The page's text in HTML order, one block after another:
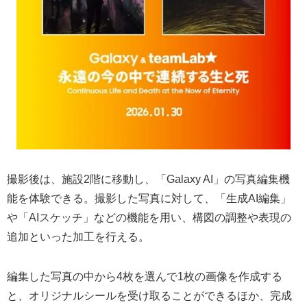
撮影後は、施設2階に移動し、「Galaxy AI」の写真編集機
能を体験できる。撮影した写真に対して、「生成AI編集」
や「AIスケッチ」などの機能を用い、構図の調整や表現の
追加といった加工を行える。
編集した写真の中から4枚を選んで1枚の画像を作成する
と、オリジナルシールを受け取ることができるほか、完成